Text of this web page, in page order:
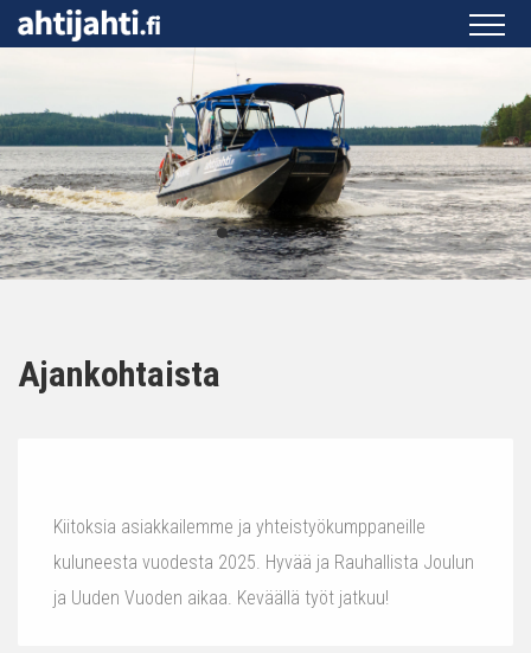
Ajankohtaista
Kiitoksia asiakkailemme ja yhteistyökumppaneille
kuluneesta vuodesta 2025. Hyvää ja Rauhallista Joulun
ja Uuden Vuoden aikaa. Keväällä työt jatkuu!